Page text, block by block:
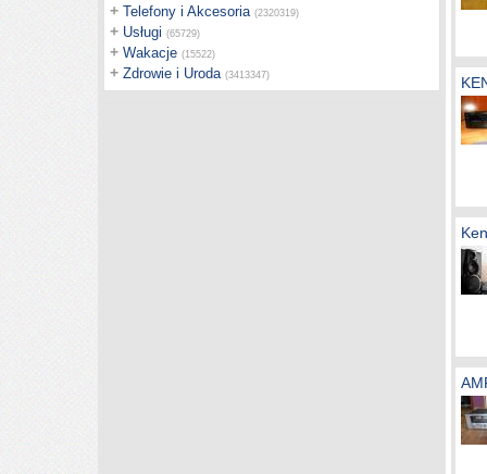
+ Telefony i Akcesoria (2320319)
+ Usługi (65729)
+ Wakacje (15522)
+ Zdrowie i Uroda (3413347)